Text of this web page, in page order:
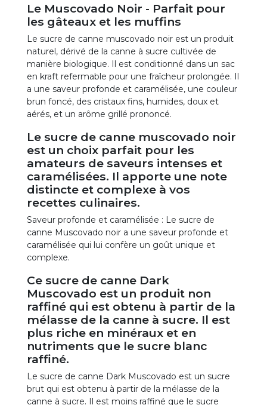
Le Muscovado Noir - Parfait pour
les gâteaux et les muffins
Le sucre de canne muscovado noir est un produit
naturel, dérivé de la canne à sucre cultivée de
manière biologique. Il est conditionné dans un sac
en kraft refermable pour une fraîcheur prolongée. Il
a une saveur profonde et caramélisée, une couleur
brun foncé, des cristaux fins, humides, doux et
aérés, et un arôme grillé prononcé.
Le sucre de canne muscovado noir
est un choix parfait pour les
amateurs de saveurs intenses et
caramélisées. Il apporte une note
distincte et complexe à vos
recettes culinaires.
Saveur profonde et caramélisée : Le sucre de
canne Muscovado noir a une saveur profonde et
caramélisée qui lui confère un goût unique et
complexe.
Ce sucre de canne Dark
Muscovado est un produit non
raffiné qui est obtenu à partir de la
mélasse de la canne à sucre. Il est
plus riche en minéraux et en
nutriments que le sucre blanc
raffiné.
Le sucre de canne Dark Muscovado est un sucre
brut qui est obtenu à partir de la mélasse de la
canne à sucre. Il est moins raffiné que le sucre